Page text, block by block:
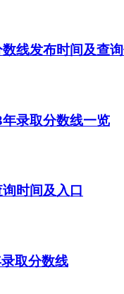
线发布时间及查
年录取分数线一览
时间及入口
取分数线